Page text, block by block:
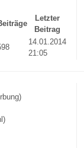
Letzter
Beitrag
14.01.2014
21:05